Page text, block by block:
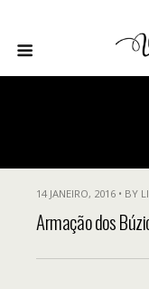
14 JANEIRO, 2016 • BY
Armação dos